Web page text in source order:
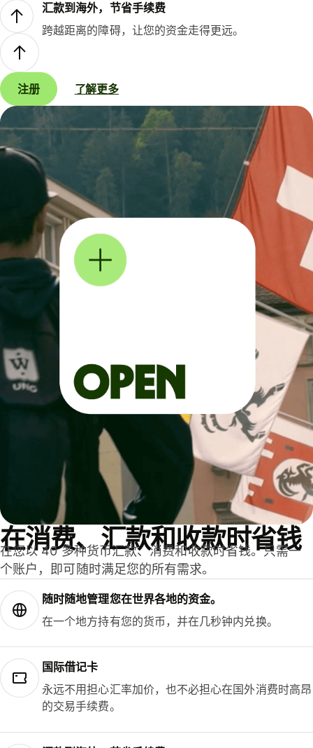
汇款到海外，节省手续费
跨越距离的障碍，让您的资金走得更远。
注册 了解更多
在消费、汇款和收款时省钱
在您以 40 多种货币汇款、消费和收款时省钱。只需一
个账户，即可随时满足您的所有需求。
随时随地管理您在世界各地的资金。
在一个地方持有您的货币，并在几秒钟内兑换。
国际借记卡
永远不用担心汇率加价，也不必担心在国外消费时高昂
的交易手续费。